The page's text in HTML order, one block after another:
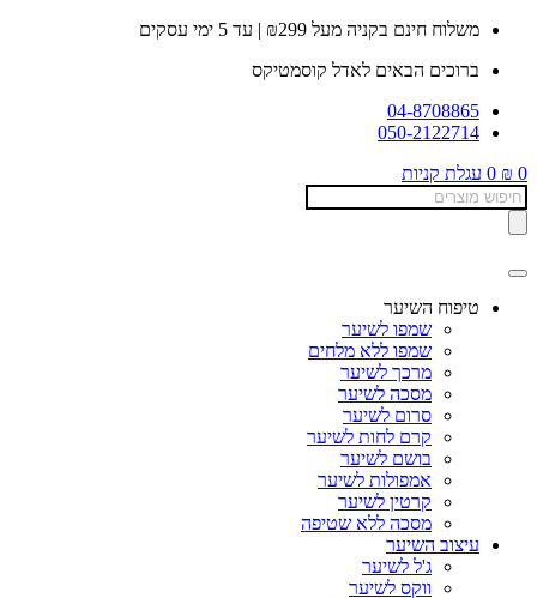
משלוח חינם בקניה מעל ₪299 | עד 5 ימי עסקים
ברוכים הבאים לאדל קוסמטיקס
04-8708865
050-2122714
₪ 0
0 עגלת קניות
Products
search
טיפוח השיער
שמפו לשיער
שמפו ללא מלחים
מרכך לשיער
מסכה לשיער
סרום לשיער
קרם לחות לשיער
בושם לשיער
אמפולות לשיער
קרטין לשיער
מסכה ללא שטיפה
עיצוב השיער
ג'ל לשיער
ווקס לשיער